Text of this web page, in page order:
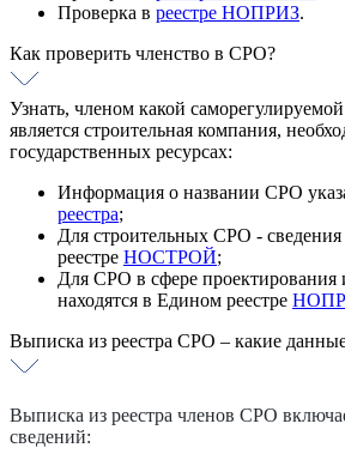
Проверка в реестре НОПРИЗ.
Как проверить членство в СРО?
Узнать, членом какой
является строительная компания,
государственных ресурсах:
Информация о названии СРО
реестра;
Для строительных СРО -
реестре НОСТРОЙ;
Для СРО в сфере
находятся в Едином реестре
Выписка из реестра СРО – какие
Выписка из реестра членов СРО
сведений: